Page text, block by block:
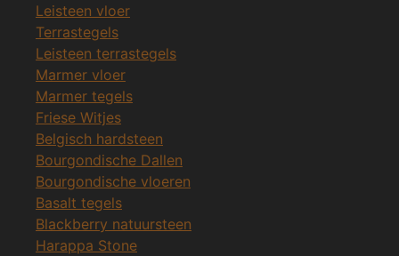
Leisteen vloer
Terrastegels
Leisteen terrastegels
Marmer vloer
Marmer tegels
Friese Witjes
Belgisch hardsteen
Bourgondische Dallen
Bourgondische vloeren
Basalt tegels
Blackberry natuursteen
Harappa Stone